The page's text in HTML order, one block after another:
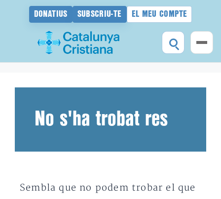
DONATIUS SUBSCRIU-TE EL MEU COMPTE
No s'ha trobat res
Sembla que no podem trobar el que